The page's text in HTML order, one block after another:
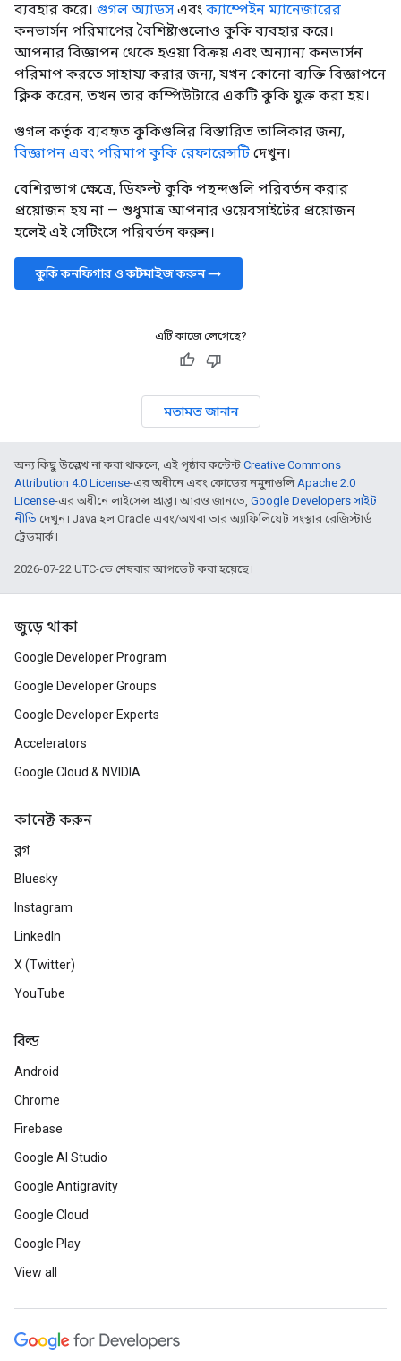
ব্যবহার করে। গুগল অ্যাডস এবং ক্যাম্পেইন ম্যানেজারের
কনভার্সন পরিমাপের বৈশিষ্ট্যগুলোও কুকি ব্যবহার করে।
আপনার বিজ্ঞাপন থেকে হওয়া বিক্রয় এবং অন্যান্য কনভার্সন
পরিমাপ করতে সাহায্য করার জন্য, যখন কোনো ব্যক্তি বিজ্ঞাপনে
ক্লিক করেন, তখন তার কম্পিউটারে একটি কুকি যুক্ত করা হয়।
গুগল কর্তৃক ব্যবহৃত কুকিগুলির বিস্তারিত তালিকার জন্য,
বিজ্ঞাপন এবং পরিমাপ কুকি রেফারেন্সটি দেখুন।
বেশিরভাগ ক্ষেত্রে, ডিফল্ট কুকি পছন্দগুলি পরিবর্তন করার
প্রয়োজন হয় না — শুধুমাত্র আপনার ওয়েবসাইটের প্রয়োজন
হলেই এই সেটিংসে পরিবর্তন করুন।
কুকি কনফিগার ও কাস্টমাইজ করুন →
এটি কাজে লেগেছে?
মতামত জানান
অন্য কিছু উল্লেখ না করা থাকলে, এই পৃষ্ঠার কন্টেন্ট Creative Commons
Attribution 4.0 License-এর অধীনে এবং কোডের নমুনাগুলিApache 2.0
License-এর অধীনে লাইসেন্স প্রাপ্ত। আরও জানতে, Google Developers সাইট
নীতি দেখুন। Java হল Oracle এবং/অথবা তার অ্যাফিলিয়েট সংস্থার রেজিস্টার্ড
ট্রেডমার্ক।
2026-07-22 UTC-তে শেষবার আপডেট করা হয়েছে।
জুড়ে থাকা
Google Developer Program
Google Developer Groups
Google Developer Experts
Accelerators
Google Cloud & NVIDIA
কানেক্ট করুন
ব্লগ
Bluesky
Instagram
LinkedIn
X (Twitter)
YouTube
বিল্ড
Android
Chrome
Firebase
Google AI Studio
Google Antigravity
Google Cloud
Google Play
View all